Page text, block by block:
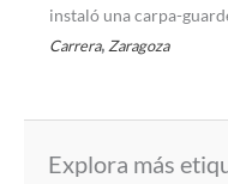
instaló una carpa-
Carrera, Zaragoza
Explora más